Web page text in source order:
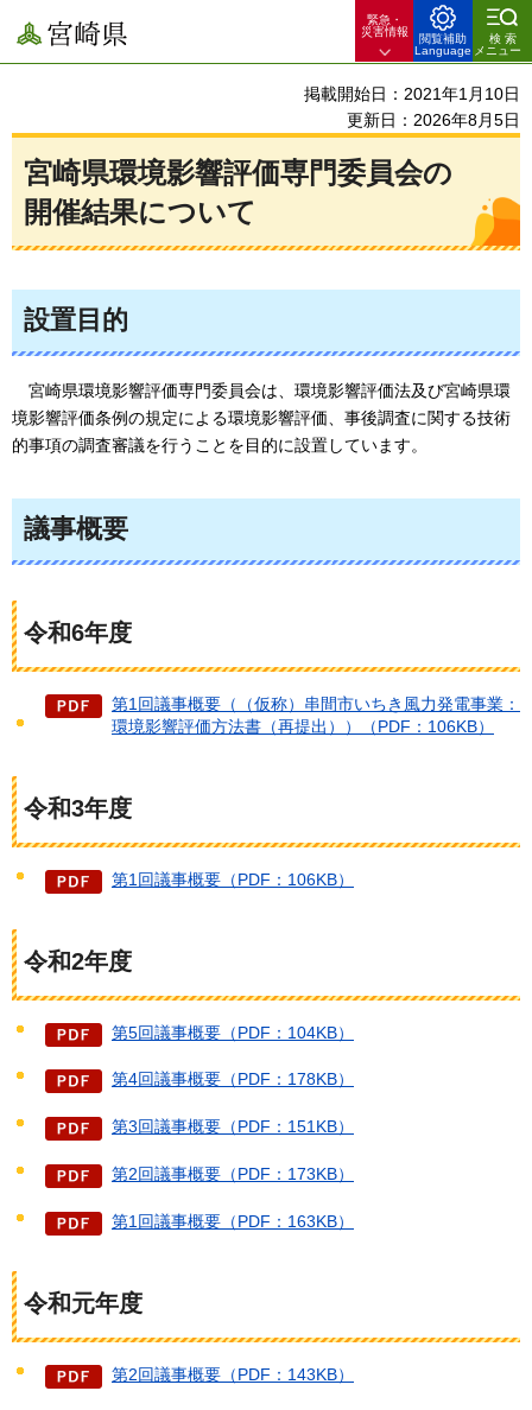
宮崎県
緊急・
災害情報
閲覧補助
Language
検索
メニュー
掲載開始日：2021年1月10日
更新日：2026年8月5日
宮崎県環境影響評価専門委員会の
開催結果について
設置目的
宮崎県環境影響評価専門委員会は、環境影響評価法及び宮崎県環
境影響評価条例の規定による環境影響評価、事後調査に関する技術
的事項の調査審議を行うことを目的に設置しています。
議事概要
令和6年度
第1回議事概要（（仮称）串間市いちき風力発電事業：
環境影響評価方法書（再提出））（PDF：106KB）
令和3年度
第1回議事概要（PDF：106KB）
令和2年度
第5回議事概要（PDF：104KB）
第4回議事概要（PDF：178KB）
第3回議事概要（PDF：151KB）
第2回議事概要（PDF：173KB）
第1回議事概要（PDF：163KB）
令和元年度
第2回議事概要（PDF：143KB）